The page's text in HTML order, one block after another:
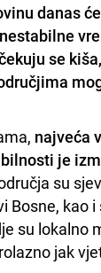
danas
se
najveća
je
su
Bosne, kao
su lokalno
jak